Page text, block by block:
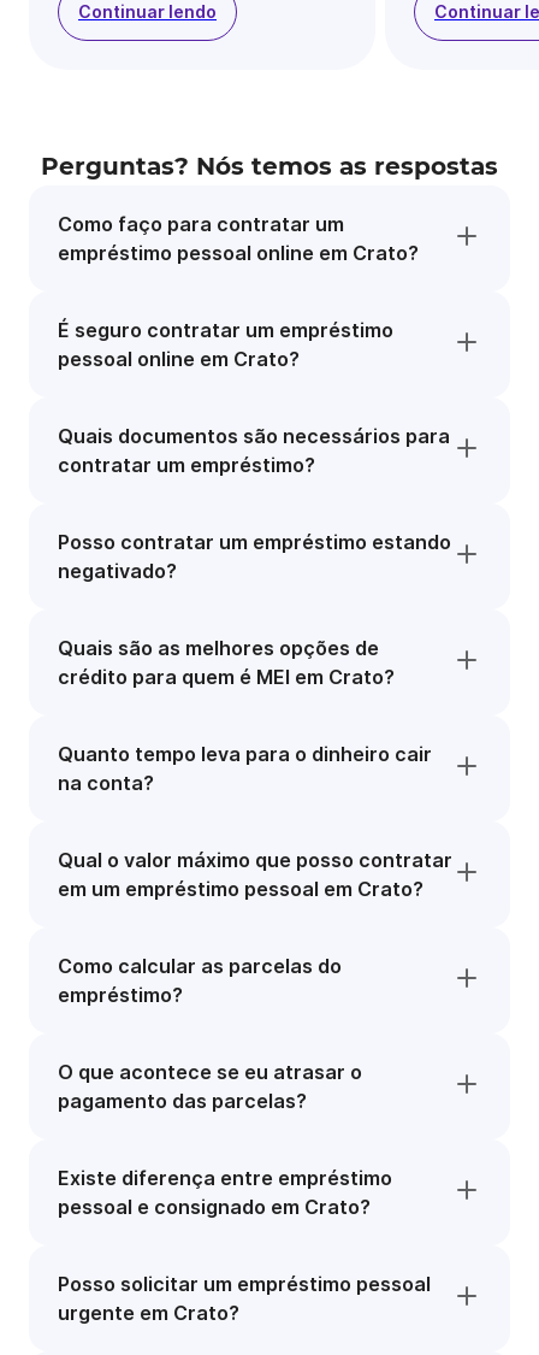
Continuar lendo Continuar
Perguntas? Nós temos as respostas
Como faço para contratar um
empréstimo pessoal online em Crato?
É seguro contratar um empréstimo
pessoal online em Crato?
Quais documentos são necessários para
contratar um empréstimo?
Posso contratar um empréstimo estando
negativado?
Quais são as melhores opções de
crédito para quem é MEI em Crato?
Quanto tempo leva para o dinheiro cair
na conta?
Qual o valor máximo que posso contratar
em um empréstimo pessoal em Crato?
Como calcular as parcelas do
empréstimo?
O que acontece se eu atrasar o
pagamento das parcelas?
Existe diferença entre empréstimo
pessoal e consignado em Crato?
Posso solicitar um empréstimo pessoal
urgente em Crato?